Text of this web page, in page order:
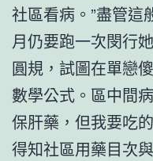
社區看病。”盡管這
月仍要跑一次閔行
圓規，試圖在單戀
數學公式。區中間
保肝藥，但我要吃
得知社區用藥目次